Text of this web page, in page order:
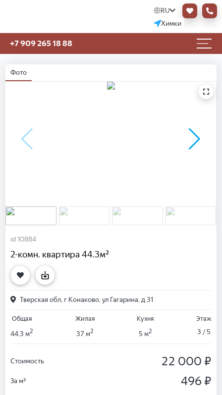
RU
Химки
+7 909 265 18 88
Фото
id 10884
2-комн. квартира 44.3м²
Тверская обл, г Конаково, ул Гагарина, д 31
Общая
44.3 м2
Жилая
37 м2
Кухня
5 м2
Этаж
3 / 5
Стоимость 22 000 ₽
За м² 496 ₽